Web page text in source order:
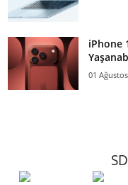
iPhone
01